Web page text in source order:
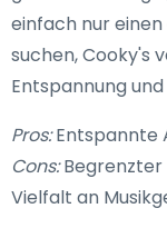
einfach nur
suchen, Cooky's
Entspannung
Pros:Entspannte
Cons:Begrenzter
Vielfalt an